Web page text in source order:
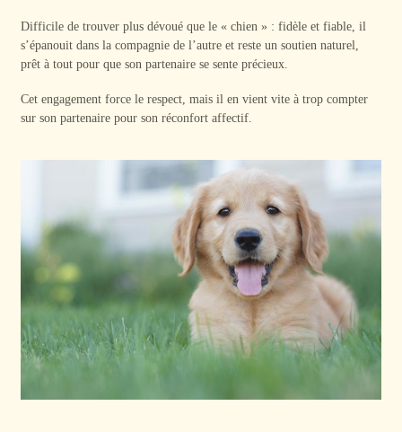
Difficile de trouver plus dévoué que le « chien » : fidèle et fiable, il
s’épanouit dans la compagnie de l’autre et reste un soutien naturel,
prêt à tout pour que son partenaire se sente précieux.
Cet engagement force le respect, mais il en vient vite à trop compter
sur son partenaire pour son réconfort affectif.